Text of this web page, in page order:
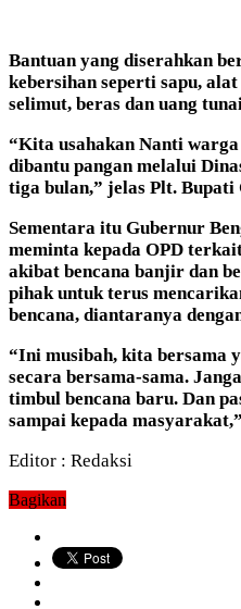
Bantuan yang diserahkan
kebersihan seperti sapu,
selimut, beras dan uang
“Kita usahakan Nanti
dibantu pangan melalui
tiga bulan,” jelas Plt. Bupati
Sementara itu Gubernur
meminta kepada OPD
akibat bencana banjir dan
pihak untuk terus
bencana, diantaranya
“Ini musibah, kita bersama
secara bersama-sama.
timbul bencana baru. Dan
sampai kepada
Editor : Redaksi
Bagikan